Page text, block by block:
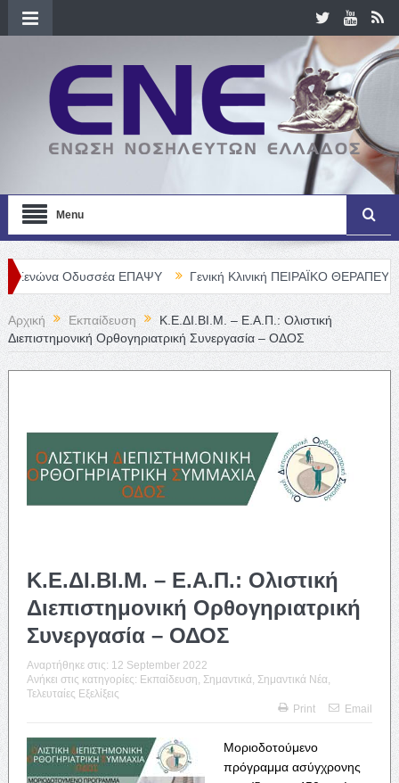
Menu
Οδυσσέα ΕΠΑΨΥ Γενική Κλινική ΠΕΙΡΑΪΚΟ ΘΕΡΑΠΕΥΤΗΡΙΟ Α. Ε.
Αρχική Εκπαίδευση
Κ.Ε.ΔΙ.ΒΙ.Μ. – Ε.Α.Π.: Ολιστική
Διεπιστημονική Ορθογηριατρική Συνεργασία – ΟΔΟΣ
Κ.Ε.ΔΙ.ΒΙ.Μ. – Ε.Α.Π.: Ολιστική
Διεπιστημονική Ορθογηριατρική
Συνεργασία – ΟΔΟΣ
Αναρτήθηκε στις: 12 September 2022
Ανήκει στις κατηγορίες: Εκπαίδευση Σημαντικά Σημαντικά Νέα
Τελευταίες Εξελίξεις
Print
Email
Μοριοδοτούμενο
πρόγραμμα ασύγχρονης